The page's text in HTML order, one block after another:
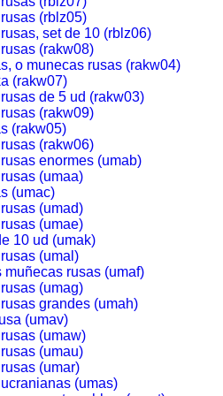
(rblz05)
set de 10 (rblz06)
(rakw08)
o munecas rusas (rakw04)
(rakw07)
de 5 ud (rakw03)
(rakw09)
(rakw05)
(rakw06)
enormes (umab)
(umaa)
(umac)
(umad)
(umae)
10 ud (umak)
(umal)
muñecas rusas (umaf)
(umag)
grandes (umah)
(umav)
(umaw)
(umau)
(umar)
(umas)